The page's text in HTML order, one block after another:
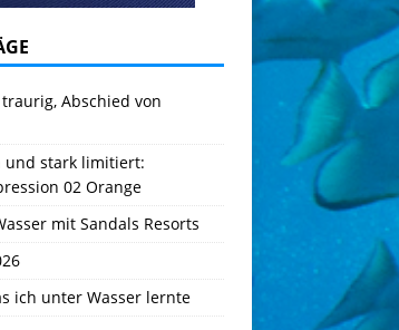
Abschied von
und stark limitiert:
02 Orange
mit Sandals Resorts
ich unter Wasser lernte